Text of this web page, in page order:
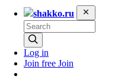
shakko.ru
Log in
Join free Join